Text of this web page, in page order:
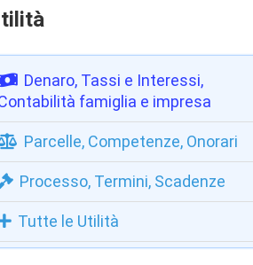
Denaro, Tassi e Interessi,
famiglia e impresa
Parcelle, Competenze, Onorari
Processo, Termini, Scadenze
Tutte le Utilità